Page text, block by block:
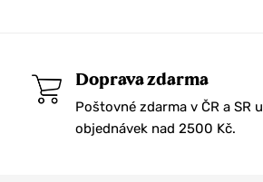
Nákupní tašky
Svíčky
Vše z papíru
Hej Organic
Herbs Etc.
Herufek
Doprava zdarma
Poštovné zdarma v ČR a SR u
objednávek nad 2500 Kč.